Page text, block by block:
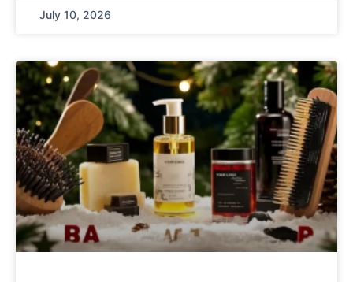
July 10, 2026